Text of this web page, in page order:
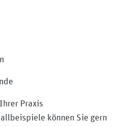
Praxis
können Sie gern